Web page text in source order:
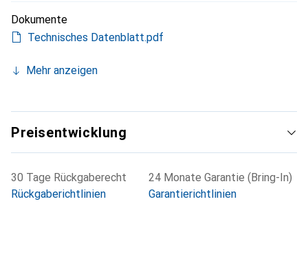
Dokumente
Technisches Datenblatt.pdf
Mehr anzeigen
Preisentwicklung
30 Tage Rückgaberecht
Rückgaberichtlinien
24 Monate Garantie (Bring-In)
Garantierichtlinien